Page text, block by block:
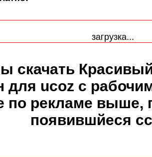
загрузка...
скачать
для ucoz с
по рекламе выше,
появившйеся